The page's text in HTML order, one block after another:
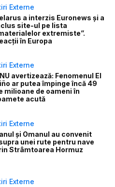
Externe
a interzis Euronews și a
site-ul pe lista
extremiste”.
în Europa
Externe
avertizează: Fenomenul El
ar putea împinge încă 49
milioane de oameni în
acută
Externe
și Omanul au convenit
unei rute pentru nave
Strâmtoarea Hormuz
Externe